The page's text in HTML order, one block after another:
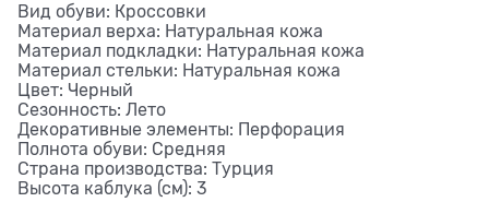
Вид обуви: Кроссовки
Материал верха: Натуральная кожа
Материал подкладки: Натуральная кожа
Материал стельки: Натуральная кожа
Цвет: Черный
Сезонность: Лето
Декоративные элементы: Перфорация
Полнота обуви: Средняя
Страна производства: Турция
Высота каблука (см): 3